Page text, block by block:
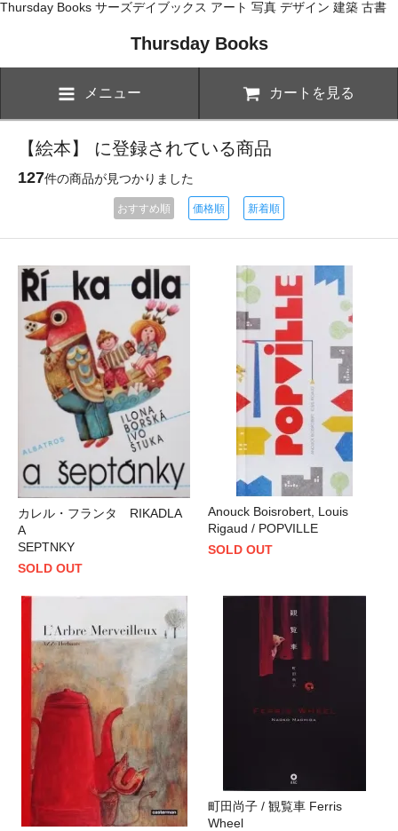
Thursday Books サーズデイブックス アート 写真 デザイン 建築 古書
Thursday Books
メニュー カートを見る
【絵本】 に登録されている商品
127件の商品が見つかりました
おすすめ順 価格順 新着順
カレル・フランタ RIKADLA
A
SEPTNKY
SOLD OUT
Anouck Boisrobert, Louis
Rigaud / POPVILLE
SOLD OUT
町田尚子 / 観覧車 Ferris
Wheel